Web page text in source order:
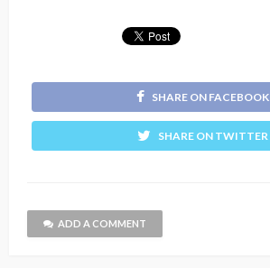
SHARE ON FACEBOOK
SHARE ON TWITTER
ADD A COMMENT